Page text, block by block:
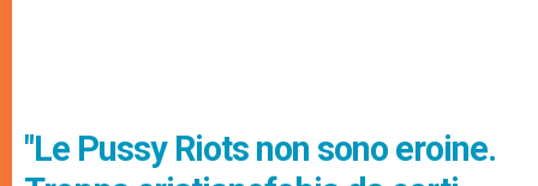
"Le Pussy Riots non sono eroine.